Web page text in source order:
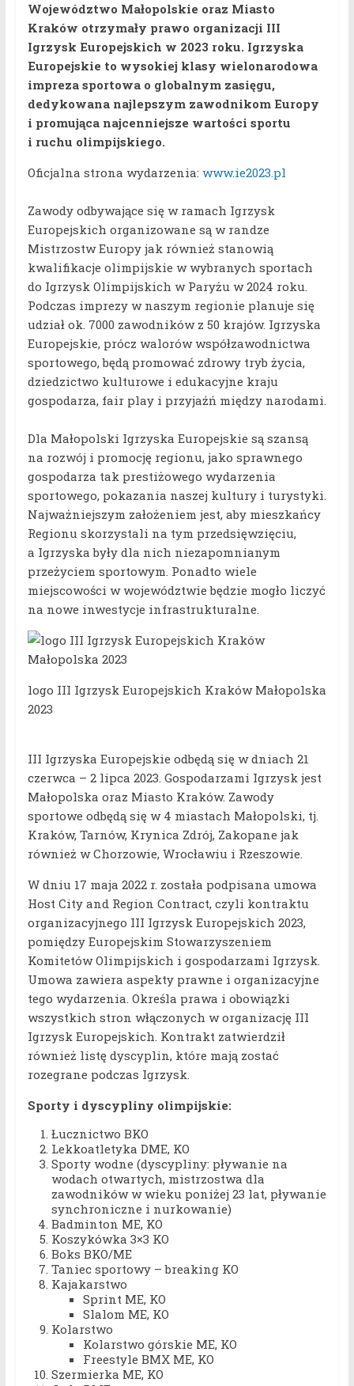
Województwo Małopolskie oraz Miasto
Kraków otrzymały prawo organizacji III
Igrzysk Europejskich w 2023 roku. Igrzyska
Europejskie to wysokiej klasy wielonarodowa
impreza sportowa o globalnym zasięgu,
dedykowana najlepszym zawodnikom Europy
i promująca najcenniejsze wartości sportu
i ruchu olimpijskiego.
Oficjalna strona wydarzenia: www.ie2023.pl
Zawody odbywające się w ramach Igrzysk
Europejskich organizowane są w randze
Mistrzostw Europy jak również stanowią
kwalifikacje olimpijskie w wybranych sportach
do Igrzysk Olimpijskich w Paryżu w 2024 roku.
Podczas imprezy w naszym regionie planuje się
udział ok. 7000 zawodników z 50 krajów. Igrzyska
Europejskie, prócz walorów współzawodnictwa
sportowego, będą promować zdrowy tryb życia,
dziedzictwo kulturowe i edukacyjne kraju
gospodarza, fair play i przyjaźń między narodami.
Dla Małopolski Igrzyska Europejskie są szansą
na rozwój i promocję regionu, jako sprawnego
gospodarza tak prestiżowego wydarzenia
sportowego, pokazania naszej kultury i turystyki.
Najważniejszym założeniem jest, aby mieszkańcy
Regionu skorzystali na tym przedsięwzięciu,
a Igrzyska były dla nich niezapomnianym
przeżyciem sportowym. Ponadto wiele
miejscowości w województwie będzie mogło liczyć
na nowe inwestycje infrastrukturalne.
logo III Igrzysk Europejskich Kraków Małopolska
2023
III Igrzyska Europejskie odbędą się w dniach 21
czerwca – 2 lipca 2023. Gospodarzami Igrzysk jest
Małopolska oraz Miasto Kraków. Zawody
sportowe odbędą się w 4 miastach Małopolski, tj.
Kraków, Tarnów, Krynica Zdrój, Zakopane jak
również w Chorzowie, Wrocławiu i Rzeszowie.
W dniu 17 maja 2022 r. została podpisana umowa
Host City and Region Contract, czyli kontraktu
organizacyjnego III Igrzysk Europejskich 2023,
pomiędzy Europejskim Stowarzyszeniem
Komitetów Olimpijskich i gospodarzami Igrzysk.
Umowa zawiera aspekty prawne i organizacyjne
tego wydarzenia. Określa prawa i obowiązki
wszystkich stron włączonych w organizację III
Igrzysk Europejskich. Kontrakt zatwierdził
również listę dyscyplin, które mają zostać
rozegrane podczas Igrzysk.
Sporty i dyscypliny olimpijskie:
Łucznictwo BKO
Lekkoatletyka DME, KO
Sporty wodne (dyscypliny: pływanie na
wodach otwartych, mistrzostwa dla
zawodników w wieku poniżej 23 lat, pływanie
synchroniczne i nurkowanie)
Badminton ME, KO
Koszykówka 3×3 KO
Boks BKO/ME
Taniec sportowy – breaking KO
Kajakarstwo
Sprint ME, KO
Slalom ME, KO
Kolarstwo
Kolarstwo górskie ME, KO
Freestyle BMX ME, KO
Szermierka ME, KO